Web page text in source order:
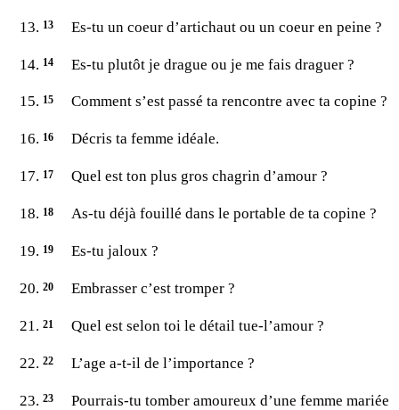
Es-tu un coeur d’artichaut ou un coeur en peine ?
Es-tu plutôt je drague ou je me fais draguer ?
Comment s’est passé ta rencontre avec ta copine ?
Décris ta femme idéale.
Quel est ton plus gros chagrin d’amour ?
As-tu déjà fouillé dans le portable de ta copine ?
Es-tu jaloux ?
Embrasser c’est tromper ?
Quel est selon toi le détail tue-l’amour ?
L’age a-t-il de l’importance ?
Pourrais-tu tomber amoureux d’une femme mariée